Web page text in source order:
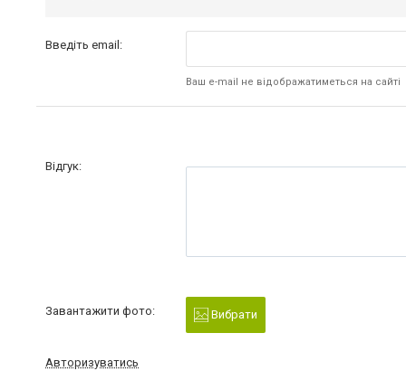
Введіть email:
Ваш e-mail не відображатиметься на сайті
Відгук:
Завантажити фото: Вибрати
Авторизуватись